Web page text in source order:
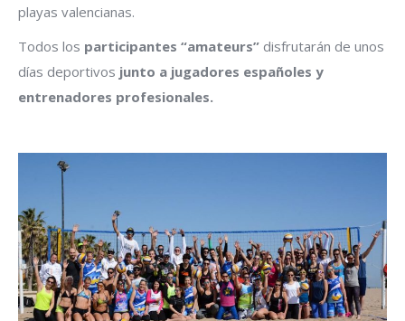
playas valencianas.
Todos los participantes “amateurs” disfrutarán de unos
días deportivos junto a jugadores españoles y
entrenadores profesionales.